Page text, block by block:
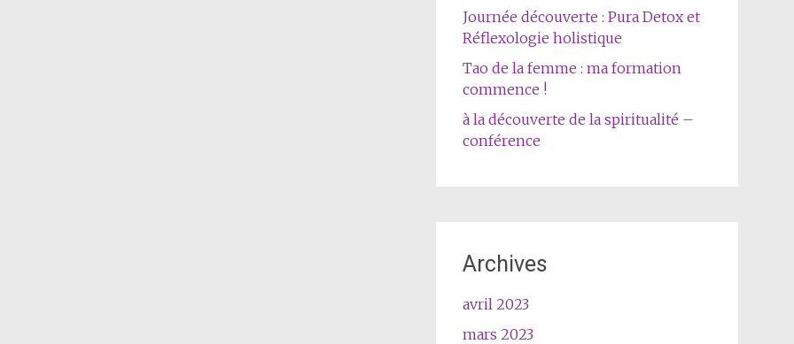
Journée découverte : Pura Detox et
Réflexologie holistique
Tao de la femme : ma formation
commence !
à la découverte de la spiritualité –
conférence
Archives
avril 2023
mars 2023